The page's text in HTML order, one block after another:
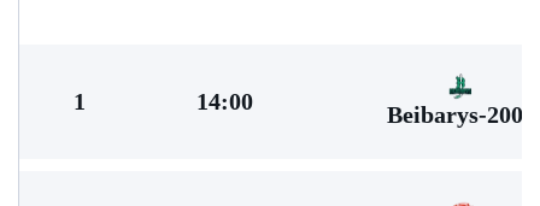
1 14:00
Beibarys-2009